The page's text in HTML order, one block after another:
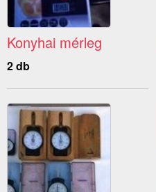
Konyhai mérleg
2 db